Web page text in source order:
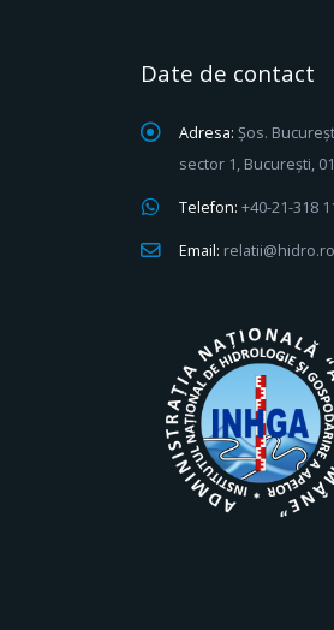
Date de contact
Adresa: Șos.
sector 1, București,
Telefon: +40-21-318
Email: relatii@hidro.ro